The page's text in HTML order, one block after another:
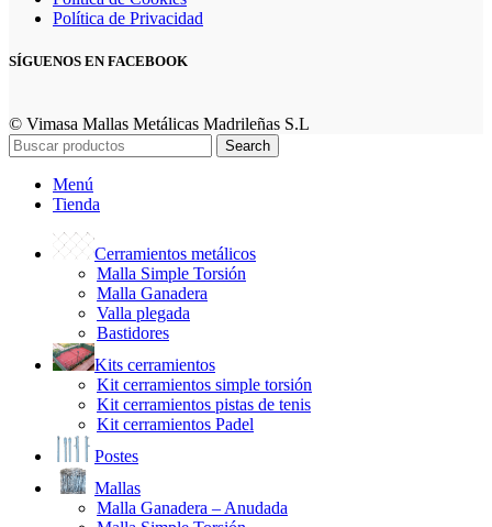
Política de Privacidad
SÍGUENOS EN FACEBOOK
© Vimasa Mallas Metálicas Madrileñas S.L
Search
Menú
Tienda
Cerramientos metálicos
Malla Simple Torsión
Malla Ganadera
Valla plegada
Bastidores
Kits cerramientos
Kit cerramientos simple torsión
Kit cerramientos pistas de tenis
Kit cerramientos Padel
Postes
Mallas
Malla Ganadera – Anudada